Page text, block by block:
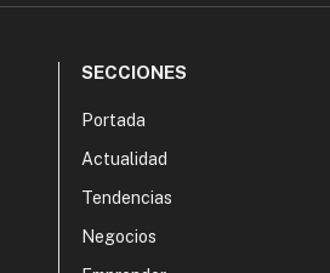
SECCIONES
Portada
Actualidad
Tendencias
Negocios